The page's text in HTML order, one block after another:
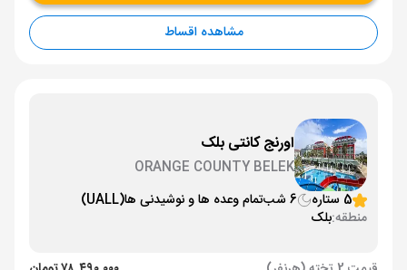
مشاهده اقساط
اورنج کانتی بلک
ORANGE COUNTY BELEK
5 ستاره
6 شب تمام وعده ها و نوشیدنی ها(UALL)
منطقه:بلک